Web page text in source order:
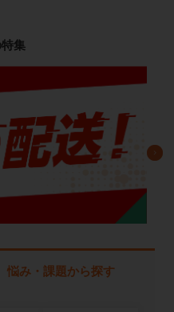
集
悩み・課題から探す